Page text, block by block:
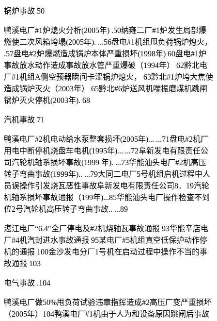
锅炉事故 50
鸭溪电厂#1炉熄火分析(2005年) .50纳雍二厂#1炉发生局部爆
燃使二次风箱垮塌(2005年). ...56盘电#1机组甩负荷锅炉熄火，
.57盘电#2炉爆燃造成锅炉本体严重损坏(1998年) 60盘电#1炉
事故放水动作造成事故放水管严重爆破（1994年） 62黔北电
厂#1机组A侧空预器瞬间卡涩锅炉熄火， 63黔北#1炉垮大焦使
造成锅炉灭火（2003年） 65黔北#6炉送风机喘振磨煤机跳闸
锅炉灭火停机(2003年). 68
汽机事故 71
鸭溪电厂#2机电动给水泵整套损坏(2005年)... ...71盘电#2机厂
用电中断停机烧盘车电机(1995年)... ...72阜新发电有限责任公
司汽轮机轴系损坏事故(1999 年). ...73华能汕头电厂#2机高压
转子弯曲事故(1999年).. ...79大同二电厂5号机组启机过程中人
员误操作引发烧瓦恶性事故阜新发电有限责任公司8．19汽轮
机轴系损坏事故通报（199年)...85华能汕头电厂操作检查不到
位2号汽轮机高压转子弯曲事故.. ...89
湛江电厂“6.4"全厂停电及#2机烧轴瓦事故通报 93华能辛店电
厂#4机汽封进水事故通报 95某电厂#5机组真空低保护动作停
机的通报 100金沙发电分厂1号机在启动过程中操作不当的事
故通报 103
电气事故 .104
鸭溪电厂做50%甩负荷试验违章指挥造成#2高压厂变严重损坏
（2005年）104鸭溪电厂#1机由于人为和设备原因跳闸后事故